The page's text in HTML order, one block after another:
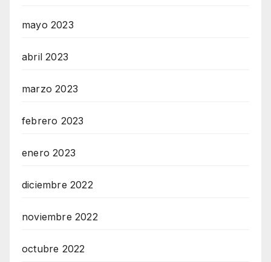
mayo 2023
abril 2023
marzo 2023
febrero 2023
enero 2023
diciembre 2022
noviembre 2022
octubre 2022